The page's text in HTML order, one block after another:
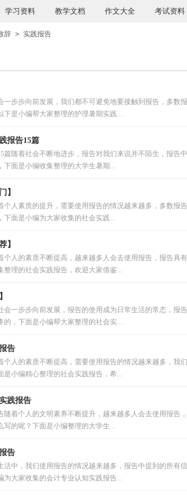
学习资料 教学文档 作文大全 考试资料
辞 > 实践报告
一步步向前发展，我们都不可避免地要接触到报告，多数
下是小编帮大家整理的护理暑期实践...
报告15篇
篇随着社会不断地进步，报告对我们来说并不陌生，报告
下面是小编收集整理的大学生暑期...
】
个人素质的提升，需要使用报告的情况越来越多，多数报
下面是小编为大家收集的社会实践...
】
个人的素质不断提高，越来越多人会去使用报告，报告具
整理的社会实践报告，欢迎大家借鉴...
会一步步向前发展，报告的使用成为日常生活的常态，报
的，下面是小编帮大家整理的社会实...
告
个人的素质不断提高，需要使用报告的情况越来越多，我
是小编精心整理的社会实践报告，希...
践报告
随着个人的文明素养不断提升，越来越多人会去使用报告
写的呢？下面是小编整理的大学生...
告
活中，我们使用报告的情况越来越多，报告中提到的所有
为大家收集的会计专业认知实践报告...